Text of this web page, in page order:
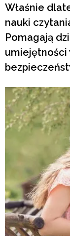
Właśnie
nauki
Pomagają
umiejętności